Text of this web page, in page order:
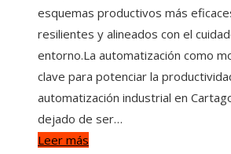
esquemas productivos más
resilientes y alineados con el
entorno.La automatización como
clave para potenciar la
automatización industrial en
dejado de ser…
Leer más